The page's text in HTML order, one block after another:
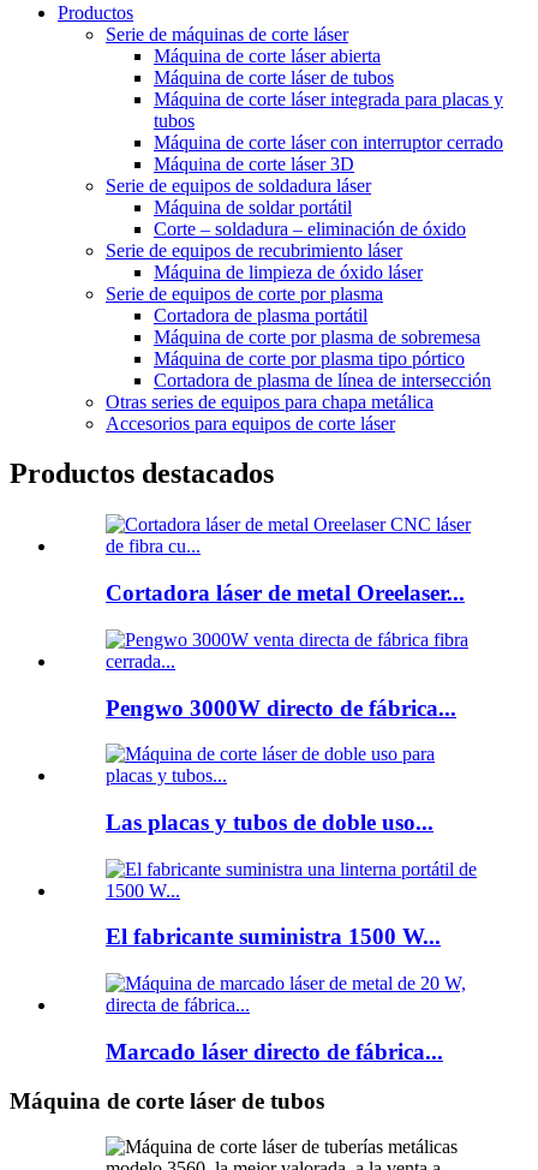
Productos
Serie de máquinas de corte láser
Máquina de corte láser abierta
Máquina de corte láser de tubos
Máquina de corte láser integrada para placas y
tubos
Máquina de corte láser con interruptor cerrado
Máquina de corte láser 3D
Serie de equipos de soldadura láser
Máquina de soldar portátil
Corte – soldadura – eliminación de óxido
Serie de equipos de recubrimiento láser
Máquina de limpieza de óxido láser
Serie de equipos de corte por plasma
Cortadora de plasma portátil
Máquina de corte por plasma de sobremesa
Máquina de corte por plasma tipo pórtico
Cortadora de plasma de línea de intersección
Otras series de equipos para chapa metálica
Accesorios para equipos de corte láser
Productos destacados
Cortadora láser de metal Oreelaser...
Pengwo 3000W directo de fábrica...
Las placas y tubos de doble uso...
El fabricante suministra 1500 W...
Marcado láser directo de fábrica...
Máquina de corte láser de tubos